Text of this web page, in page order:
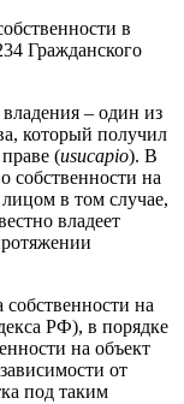
в
Гражданского
– один из
который получил
(usucapio). В
собственности на
в том случае,
владеет
на
РФ), в порядке
на объект
от
под таким